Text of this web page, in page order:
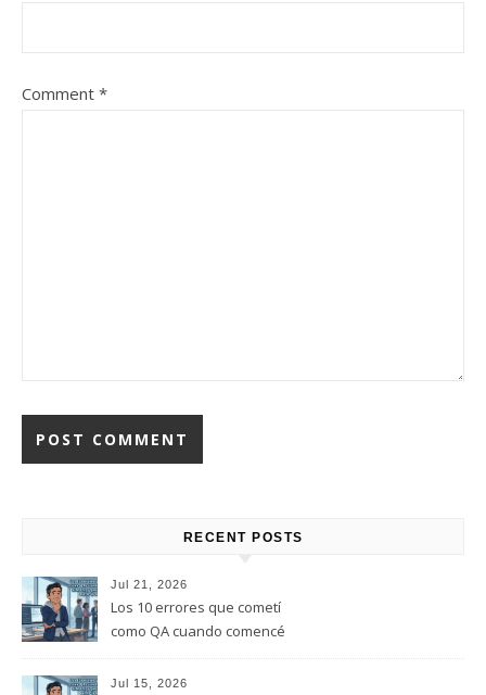
Comment *
RECENT POSTS
Jul 21, 2026
Los 10 errores que cometí
como QA cuando comencé
(Parte 2)
Jul 15, 2026